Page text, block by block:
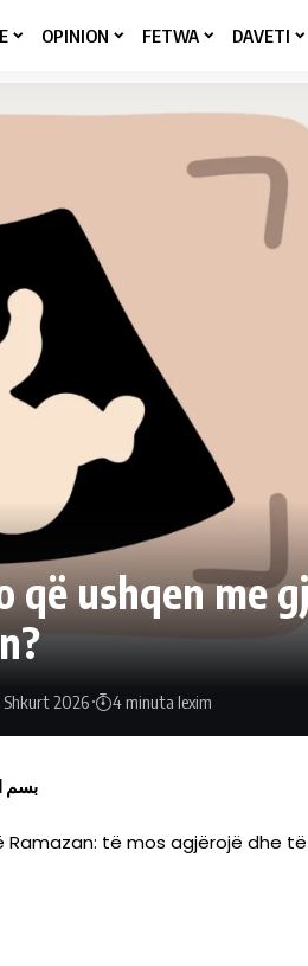
OPINION FETWA DAVETI
ushqen me
Shkurt 2026 4 minuta lexim
بسم
të mos agjërojë dhe